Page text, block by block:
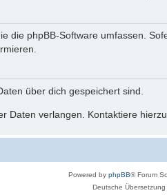
die phpBB-Software umfassen.
über dich gespeichert sind.
Daten verlangen. Kontaktiere
Powered by phpBB® Forum
Deutsche Übersetzung